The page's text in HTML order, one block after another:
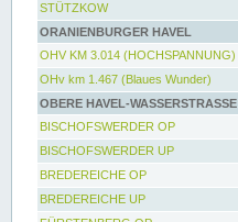
STÜTZKOW
ORANIENBURGER HAVEL
OHV KM 3.014 (HOCHSPANNUNG)
OHv km 1.467 (Blaues Wunder)
OBERE HAVEL-WASSERSTRASSE
BISCHOFSWERDER OP
BISCHOFSWERDER UP
BREDEREICHE OP
BREDEREICHE UP